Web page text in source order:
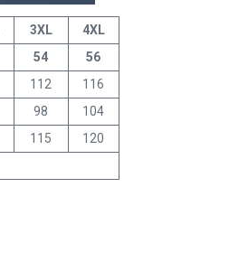
3XL
4XL
54
56
112
116
98
104
115
120